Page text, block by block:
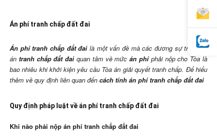
Án phí tranh chấp đất đai
Án phí tranh chấp đất đai là một vấn đề mà các đương sự trong vụ
án tranh chấp đất đai quan tâm về mứcán phíphải nộp cho Tòa là
bao nhiêu khi khởi kiện yêu cầu Tòa án giải quyếttranh chấp. Để hiểu
thêm về quy định liên quan đến cách tính án phí tranh chấp đất đai
Quy định pháp luật về án phí tranh chấp đất đai
Khi nào phải nộp án phí tranh chấp đất đai